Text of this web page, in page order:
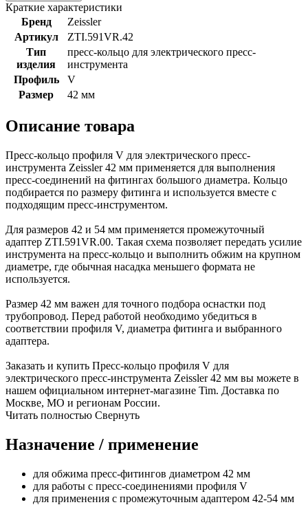
Краткие характеристики
Бренд
Zeissler
Артикул
ZTI.591VR.42
Тип
изделия
пресс-кольцо для электрического пресс-
инструмента
Профиль
V
Размер
42 мм
Описание товара
Пресс-кольцо профиля V для электрического пресс-
инструмента Zeissler 42 мм применяется для выполнения
пресс-соединений на фитингах большого диаметра. Кольцо
подбирается по размеру фитинга и используется вместе с
подходящим пресс-инструментом.
Для размеров 42 и 54 мм применяется промежуточный
адаптер ZTI.591VR.00. Такая схема позволяет передать усилие
инструмента на пресс-кольцо и выполнить обжим на крупном
диаметре, где обычная насадка меньшего формата не
используется.
Размер 42 мм важен для точного подбора оснастки под
трубопровод. Перед работой необходимо убедиться в
соответствии профиля V, диаметра фитинга и выбранного
адаптера.
Заказать и купить Пресс-кольцо профиля V для
электрического пресс-инструмента Zeissler 42 мм вы можете в
нашем официальном интернет-магазине Tim. Доставка по
Москве, МО и регионам России.
Читать полностью Свернуть
Назначение / применение
для обжима пресс-фитингов диаметром 42 мм
для работы с пресс-соединениями профиля V
для применения с промежуточным адаптером 42-54 мм